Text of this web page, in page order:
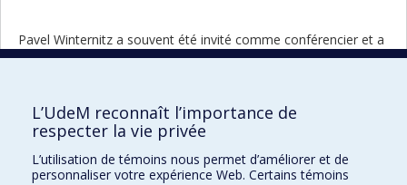
Pavel Winternitz a souvent été invité comme conférencier et a
également travaillé à l’organisation de conférences, dont deux
Il a reçu plusieurs distinctions et reconnaissances, dont la
Médaille Wigner, le prix le plus prestigieux en physique
mathématique.
L’UdeM reconnaît l’importance de
respecter la vie privée
L’utilisation de témoins nous permet d’améliorer et de
personnaliser votre expérience Web. Certains témoins